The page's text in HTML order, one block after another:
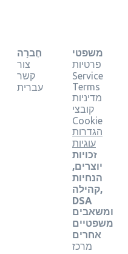
חֶברָה
צור
קשר
עברית
משפטי
פרטיות
Service
Terms
מדיניות
קובצי
Cookie
הגדרות
עוגיות
זכויות
יוצרים,
הנחיות
קהילה,
DSA
ומשאבים
משפטיים
אחרים
מרכז